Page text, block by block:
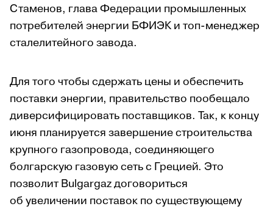
Стаменов, глава Федерации промышленных
потребителей энергии БФИЭК и топ-менеджер
сталелитейного завода.
Для того чтобы сдержать цены и обеспечить
поставки энергии, правительство пообещало
диверсифицировать поставщиков. Так, к концу
июня планируется завершение строительства
крупного газопровода, соединяющего
болгарскую газовую сеть с Грецией. Это
позволит Bulgargaz договориться
об увеличении поставок по существующему